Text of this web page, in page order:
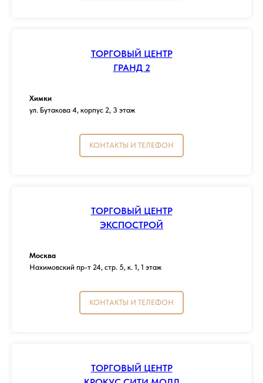
ТОРГОВЫЙ ЦЕНТР
ГРАНД 2
Химки
ул. Бутакова 4, корпус 2, 3 этаж
КОНТАКТЫ И ТЕЛЕФОН
ТОРГОВЫЙ ЦЕНТР
ЭКСПОСТРОЙ
Москва
Нахимовский пр-т 24, стр. 5, к. 1, 1 этаж
КОНТАКТЫ И ТЕЛЕФОН
ТОРГОВЫЙ ЦЕНТР